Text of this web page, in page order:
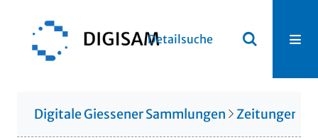
Detailsuche
Digitale Giessener Sammlungen Zeitungen